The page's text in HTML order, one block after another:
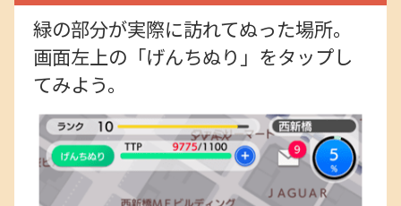
緑の部分が実際に訪れてぬった場所。
画面左上の「げんちぬり」をタップし
てみよう。